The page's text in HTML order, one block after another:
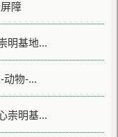
障
明基地...
动物-...
崇明基...